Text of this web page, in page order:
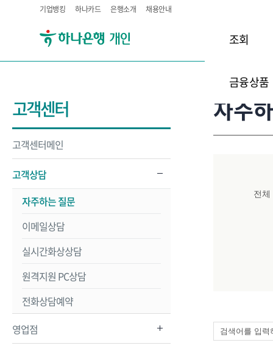
기업뱅킹 하나카드 은행소개 채용안내
조회
금융상품
고객센터
고객센터메인
고객상담
자주하는 질문
이메일상담
실시간화상상담
원격지원 PC상담
전화상담예약
영업점
자주
전체